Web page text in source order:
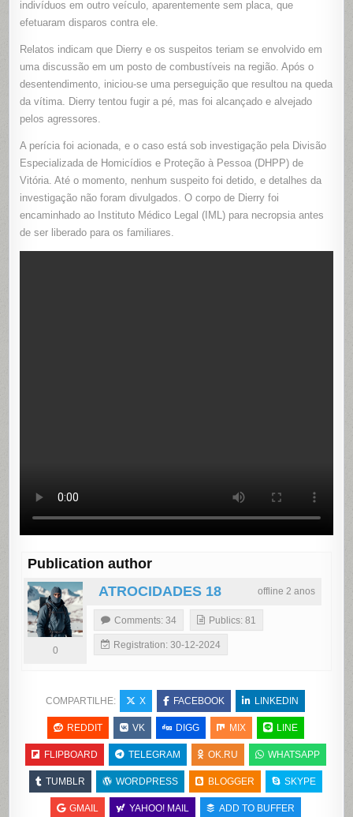
indivíduos em outro veículo, aparentemente sem placa, que
efetuaram disparos contra ele.
Relatos indicam que Dierry e os suspeitos teriam se envolvido em
uma discussão em um posto de combustíveis na região. Após o
desentendimento, iniciou-se uma perseguição que resultou na queda
da vítima. Dierry tentou fugir a pé, mas foi alcançado e alvejado
pelos agressores.
A perícia foi acionada, e o caso está sob investigação pela Divisão
Especializada de Homicídios e Proteção à Pessoa (DHPP) de
Vitória. Até o momento, nenhum suspeito foi detido, e detalhes da
investigação não foram divulgados. O corpo de Dierry foi
encaminhado ao Instituto Médico Legal (IML) para necropsia antes
de ser liberado para os familiares.
Publication author
offline 2 anos
ATROCIDADES 18
0
Comments: 34 Publics: 81
Registration: 30-12-2024
COMPARTILHE: X FACEBOOK LINKEDIN
REDDIT VK DIGG MIX LINE
FLIPBOARD TELEGRAM OK.RU WHATSAPP
TUMBLR WORDPRESS BLOGGER SKYPE
GMAIL YAHOO! MAIL ADD TO BUFFER